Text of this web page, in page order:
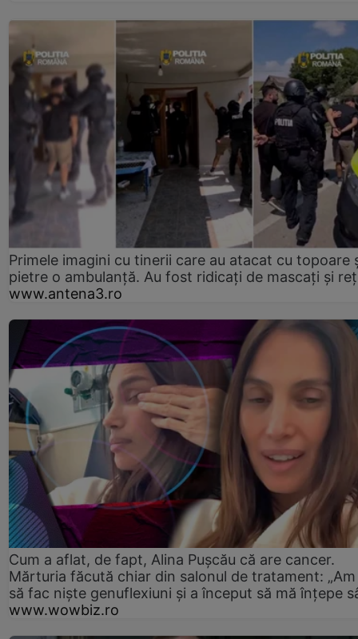
Primele imagini cu tinerii care au atacat cu topoare
pietre o ambulanță. Au fost ridicați de mascați și
www.antena3.ro
Cum a aflat, de fapt, Alina Pușcău că are cancer.
Mărturia făcută chiar din salonul de tratament:
să fac niște genuflexiuni și a început să mă înțepe
www.wowbiz.ro